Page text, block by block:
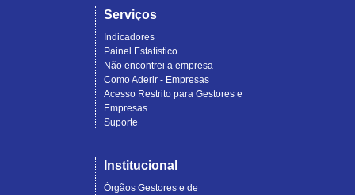
Serviços
Indicadores
Painel Estatístico
Não encontrei a empresa
Como Aderir - Empresas
Acesso Restrito para Gestores e
Empresas
Suporte
Institucional
Órgãos Gestores e de